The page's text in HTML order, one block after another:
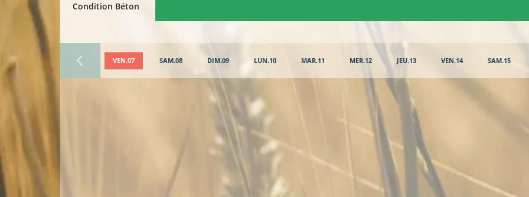
Condition Béton
VEN.07 SAM.08 DIM.09 LUN.10 MAR.11 MER.12 JEU.13 VEN.14 SAM.15